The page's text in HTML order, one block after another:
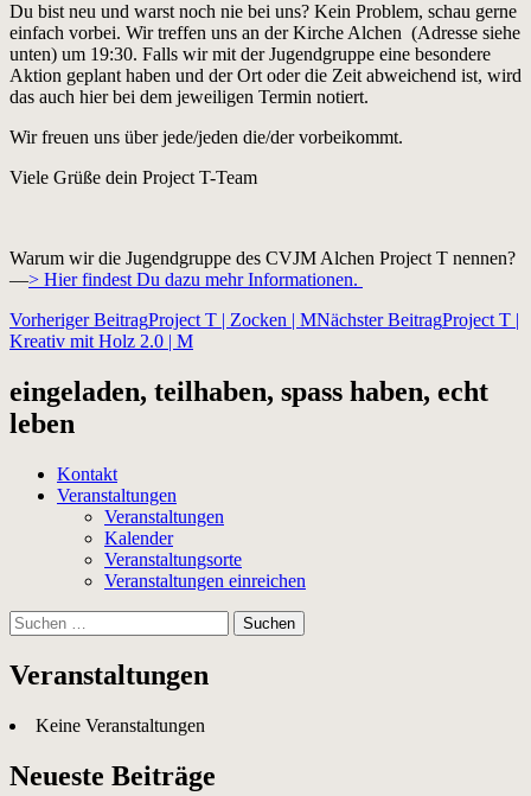
Du bist neu und warst noch nie bei uns? Kein Problem, schau gerne
einfach vorbei. Wir treffen uns an der Kirche Alchen (Adresse siehe
unten) um 19:30. Falls wir mit der Jugendgruppe eine besondere
Aktion geplant haben und der Ort oder die Zeit abweichend ist, wird
das auch hier bei dem jeweiligen Termin notiert.
Wir freuen uns über jede/jeden die/der vorbeikommt.
Viele Grüße dein Project T-Team
Warum wir die Jugendgruppe des CVJM Alchen Project T nennen?
—> Hier findest Du dazu mehr Informationen.
Beitragsnavigation
Vorheriger BeitragProject T | Zocken | MNächster BeitragProject T |
Kreativ mit Holz 2.0 | M
eingeladen, teilhaben, spass haben, echt
leben
Kontakt
Veranstaltungen
Veranstaltungen
Kalender
Veranstaltungsorte
Veranstaltungen einreichen
Suchen
nach:
Veranstaltungen
Keine Veranstaltungen
Neueste Beiträge